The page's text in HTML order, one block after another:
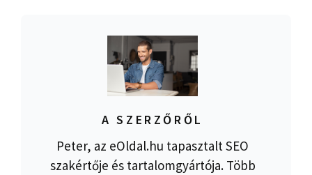
A SZERZŐRŐL
Peter, az eOldal.hu tapasztalt SEO
szakértője és tartalomgyártója. Több